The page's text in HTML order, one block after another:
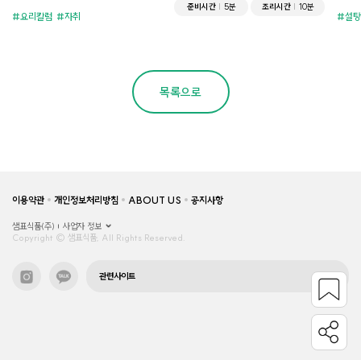
요리칼럼 자취
준비시간 5분 조리시간 10분
설탕
목록으로
이용약관 개인정보처리방침 ABOUT US 공지사항
샘표식품(주)
사업자 정보
Copyright © 샘표식품, All Rights Reserved.
관련사이트